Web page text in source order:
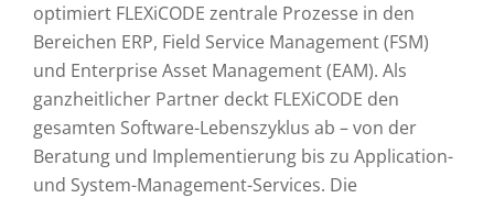
optimiert FLEXiCODE zentrale Prozesse in den
Bereichen ERP, Field Service Management (FSM)
und Enterprise Asset Management (EAM). Als
ganzheitlicher Partner deckt FLEXiCODE den
gesamten Software-Lebenszyklus ab – von der
Beratung und Implementierung bis zu Application-
und System-Management-Services. Die